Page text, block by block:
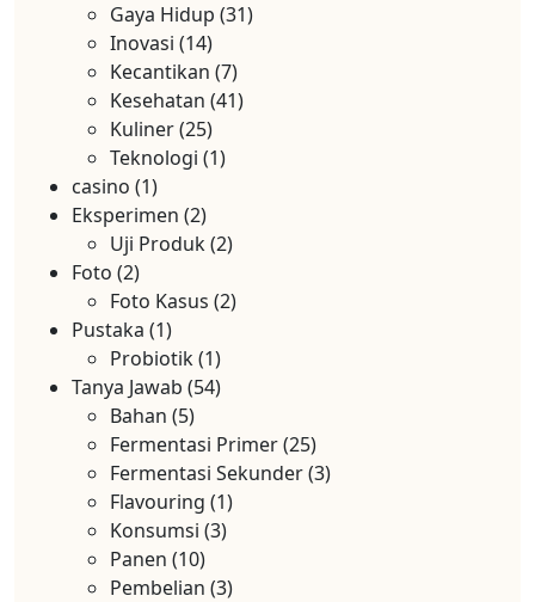
Gaya Hidup (31)
Inovasi (14)
Kecantikan (7)
Kesehatan (41)
Kuliner(25)
Teknologi (1)
casino (1)
Eksperimen (2)
Uji Produk(2)
Foto (2)
Foto Kasus (2)
Pustaka (1)
Probiotik(1)
Tanya Jawab (54)
Bahan (5)
Fermentasi Primer(25)
Fermentasi Sekunder(3)
Flavouring (1)
Konsumsi (3)
Panen (10)
Pembelian (3)